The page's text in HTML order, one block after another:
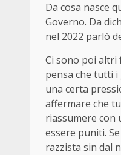
Da cosa nasce
Governo. Da
nel 2022 parlò
Ci sono poi altri
pensa che tutti
una certa
affermare che
riassumere con
essere puniti.
razzista sin dal